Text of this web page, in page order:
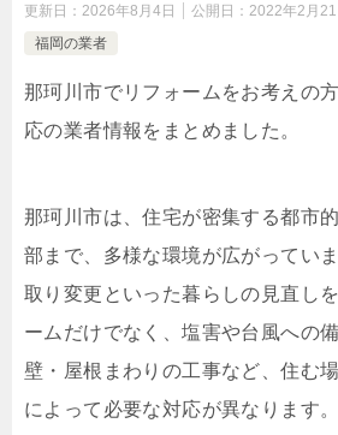
更新日： 2026年8月4日 公開日： 2022年2月21
福岡の業者
那珂川市でリフォームをお考えの
応の業者情報をまとめました。
那珂川市は、住宅が密集する都市
部まで、多様な環境が広がってい
取り変更といった暮らしの見直し
ームだけでなく、塩害や台風への
壁・屋根まわりの工事など、住む
によって必要な対応が異なります